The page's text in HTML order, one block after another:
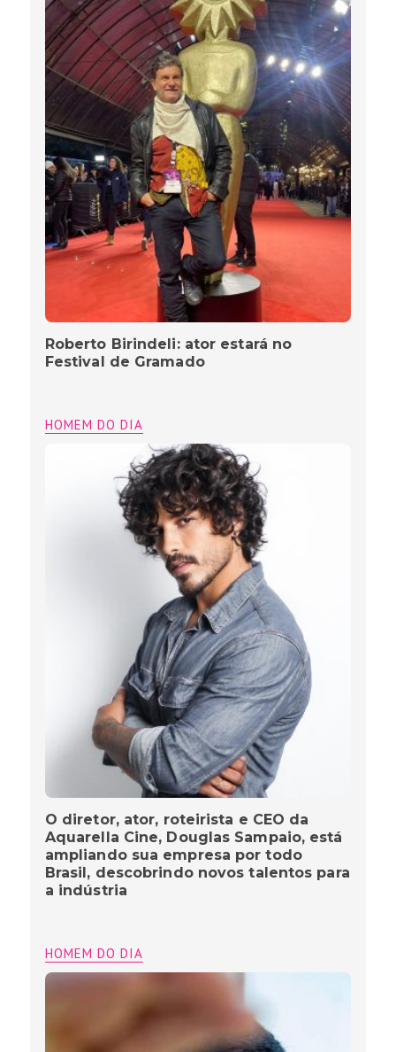
Roberto Birindeli: ator estará no
Festival de Gramado
HOMEM DO DIA
O diretor, ator, roteirista e CEO da
Aquarella Cine, Douglas Sampaio, está
ampliando sua empresa por todo
Brasil, descobrindo novos talentos para
a indústria
HOMEM DO DIA